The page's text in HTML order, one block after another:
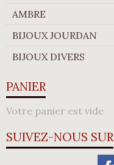
AMBRE
BIJOUX JOURDAN
BIJOUX DIVERS
PANIER
Votre panier est vide
SUIVEZ-NOUS SUR